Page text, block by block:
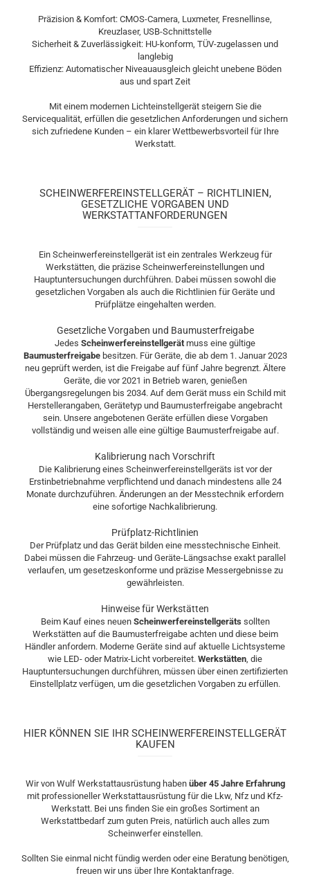
Präzision & Komfort: CMOS-Camera, Luxmeter, Fresnellinse,
Kreuzlaser, USB-Schnittstelle
Sicherheit & Zuverlässigkeit: HU-konform, TÜV-zugelassen und
langlebig
Effizienz: Automatischer Niveauausgleich gleicht unebene Böden
aus und spart Zeit
Mit einem modernen Lichteinstellgerät steigern Sie die
Servicequalität, erfüllen die gesetzlichen Anforderungen und sichern
sich zufriedene Kunden – ein klarer Wettbewerbsvorteil für Ihre
Werkstatt.
SCHEINWERFEREINSTELLGERÄT – RICHTLINIEN,
GESETZLICHE VORGABEN UND
WERKSTATTANFORDERUNGEN
Ein Scheinwerfereinstellgerät ist ein zentrales Werkzeug für
Werkstätten, die präzise Scheinwerfereinstellungen und
Hauptuntersuchungen durchführen. Dabei müssen sowohl die
gesetzlichen Vorgaben als auch die Richtlinien für Geräte und
Prüfplätze eingehalten werden.
Gesetzliche Vorgaben und Baumusterfreigabe
Jedes Scheinwerfereinstellgerätmuss eine gültige
Baumusterfreigabe besitzen. Für Geräte, die ab dem 1. Januar 2023
neu geprüft werden, ist die Freigabe auf fünf Jahre begrenzt. Ältere
Geräte, die vor 2021 in Betrieb waren, genießen
Übergangsregelungen bis 2034. Auf dem Gerät muss ein Schild mit
Herstellerangaben, Gerätetyp und Baumusterfreigabe angebracht
sein. Unsere angebotenen Geräte erfüllen diese Vorgaben
vollständig und weisen alle eine gültige Baumusterfreigabe auf.
Kalibrierung nach Vorschrift
Die Kalibrierung eines Scheinwerfereinstellgeräts ist vor der
Erstinbetriebnahme verpflichtend und danach mindestens alle 24
Monate durchzuführen. Änderungen an der Messtechnik erfordern
eine sofortige Nachkalibrierung.
Prüfplatz-Richtlinien
Der Prüfplatz und das Gerät bilden eine messtechnische Einheit.
Dabei müssen die Fahrzeug- und Geräte-Längsachse exakt parallel
verlaufen, um gesetzeskonforme und präzise Messergebnisse zu
gewährleisten.
Hinweise für Werkstätten
Beim Kauf eines neuen Scheinwerfereinstellgeräts sollten
Werkstätten auf die Baumusterfreigabe achten und diese beim
Händler anfordern. Moderne Geräte sind auf aktuelle Lichtsysteme
wie LED- oder Matrix-Licht vorbereitet. Werkstätten, die
Hauptuntersuchungen durchführen, müssen über einen zertifizierten
Einstellplatz verfügen, um die gesetzlichen Vorgaben zu erfüllen.
HIER KÖNNEN SIE IHR SCHEINWERFEREINSTELLGERÄT
KAUFEN
Wir von Wulf Werkstattausrüstung habenüber 45 Jahre Erfahrung
mit professioneller Werkstattausrüstung für die Lkw, Nfz und Kfz-
Werkstatt. Bei uns finden Sie ein großes Sortiment an
Werkstattbedarf zum guten Preis, natürlich auch alles zum
Scheinwerfer einstellen.
Sollten Sie einmal nicht fündig werden oder eine Beratung benötigen,
freuen wir uns über Ihre Kontaktanfrage.